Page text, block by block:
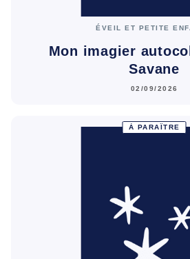
ÉVEIL ET PETITE
Mon imagier
Savane
02/09/2026
À PARAÎTRE